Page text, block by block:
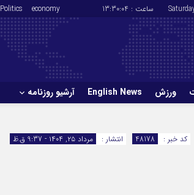
ساعت : 13:30:05
economy
Politics
ورزش English News آرشیو روزنامه
English News
انتشار :
مرداد ۲۵, ۱۴۰۴ - 9:37 ق.ظ کد خبر : 48178